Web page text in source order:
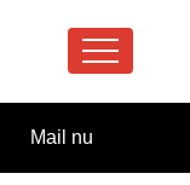
Mail nu